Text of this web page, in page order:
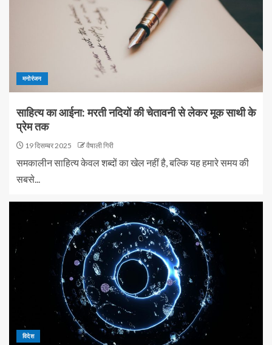
मनोरंजन
साहित्य का आईना: मरती नदियों की चेतावनी से लेकर मूक साथी के
प्रेम तक
19 दिसम्बर 2025 वैषाली गिरी
समकालीन साहित्य केवल शब्दों का खेल नहीं है, बल्कि यह हमारे समय की
सबसे...
विदेश